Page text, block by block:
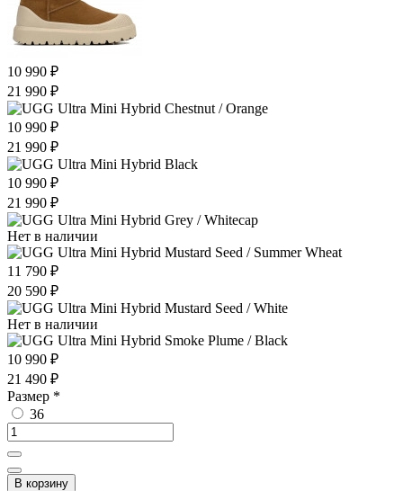
10 990 ₽
21 990 ₽
10 990 ₽
21 990 ₽
10 990 ₽
21 990 ₽
Нет в наличии
11 790 ₽
20 590 ₽
Нет в наличии
10 990 ₽
21 490 ₽
Размер *
36
В корзину